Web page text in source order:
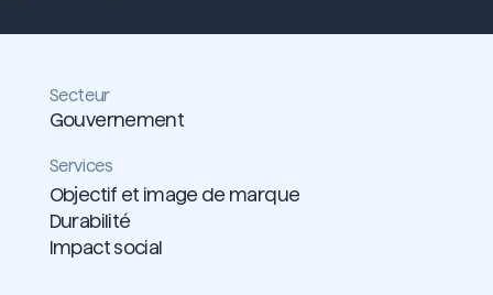
Secteur
Gouvernement
Services
Objectif et image de marque
Durabilité
Impact social